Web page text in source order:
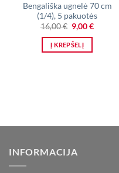
Bengališka ugnelė 70 cm
(1/4), 5 pakuotės
16,00€ Original
price
was:
16,00 €.
9,00€Current
Į KREPŠELĮ
INFORMACIJA